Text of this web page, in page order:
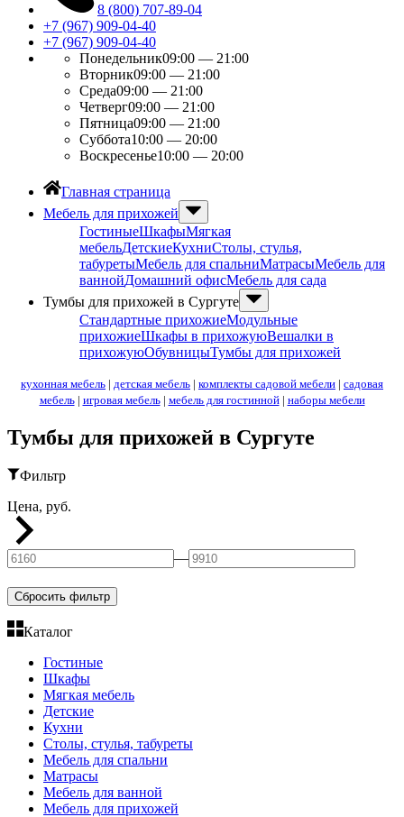
8 (800) 707-89-04
+7 (967) 909-04-40
+7 (967) 909-04-40
Понедельник09:00 — 21:00
Вторник09:00 — 21:00
Среда09:00 — 21:00
Четверг09:00 — 21:00
Пятница09:00 — 21:00
Суббота10:00 — 20:00
Воскресенье10:00 — 20:00
Главная страница
Мебель для прихожей
ГостиныеШкафыМягкая
мебельДетскиеКухниСтолы, стулья,
табуретыМебель для спальниМатрасыМебель для
ваннойДомашний офисМебель для сада
Тумбы для прихожей в Сургуте
Стандартные прихожиеМодульные
прихожиеШкафы в прихожуюВешалки в
прихожуюОбувницыТумбы для прихожей
кухонная мебель | детская мебель | комплекты садовой мебели | садовая
мебель| игровая мебель| мебель для гостинной| наборы мебели
Тумбы для прихожей в Сургуте
Фильтр
Цена, руб.
—
Сбросить фильтр
Каталог
Гостиные
Шкафы
Мягкая мебель
Детские
Кухни
Столы, стулья, табуреты
Мебель для спальни
Матрасы
Мебель для ванной
Мебель для прихожей